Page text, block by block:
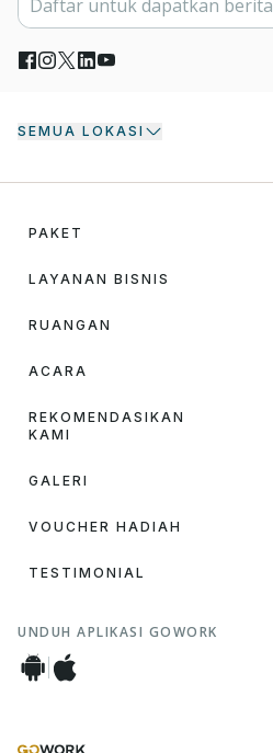
SEMUA LOKASI
PAKET
LAYANAN BISNIS
RUANGAN
ACARA
REKOMENDASIKAN
KAMI
GALERI
VOUCHER HADIAH
TESTIMONIAL
UNDUH APLIKASI GOWORK